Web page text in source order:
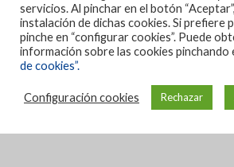
DISEÑO: DIAN SISTEMAS
servicios. Al pinchar en el botón
instalación de dichas cookies. Si prefiere
pinche en “configurar cookies”. Puede
información sobre las cookies pinchando
de cookies”.
Configuración cookies Rechazar